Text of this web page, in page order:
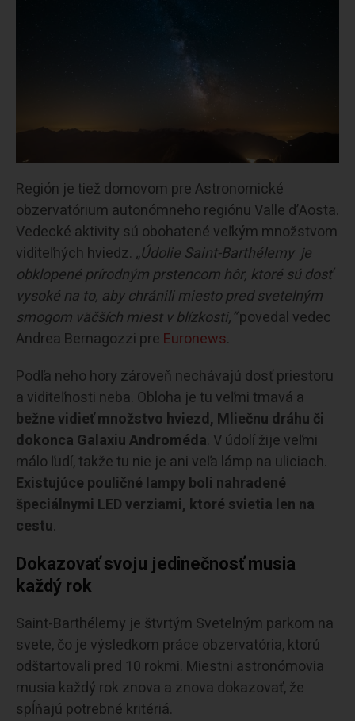
Región je tiež domovom pre Astronomické
obzervatórium autonómneho regiónu Valle d’Aosta.
Vedecké aktivity sú obohatené veľkým množstvom
viditeľných hviedz. „Údolie Saint-Barthélemy je
obklopené prírodným prstencom hôr, ktoré sú dosť
vysoké na to, aby chránili miesto pred svetelným
smogom väčších miest v blízkosti,“povedal vedec
Andrea Bernagozzi pre Euronews.
Podľa neho hory zároveň nechávajú dosť priestoru
a viditeľnosti neba. Obloha je tu veľmi tmavá a
bežne vidieť množstvo hviezd, Mliečnu dráhu či
dokonca Galaxiu Androméda. V údolí žije veľmi
málo ľudí, takže tu nie je ani veľa lámp na uliciach.
Existujúce pouličné lampy boli nahradené
špeciálnymi LED verziami, ktoré svietia len na
cestu.
Dokazovať svoju jedinečnosť musia
každý rok
Saint-Barthélemy je štvrtým Svetelným parkom na
svete, čo je výsledkom práce obzervatória, ktorú
odštartovali pred 10 rokmi. Miestni astronómovia
musia každý rok znova a znova dokazovať, že
spĺňajú potrebné kritériá.